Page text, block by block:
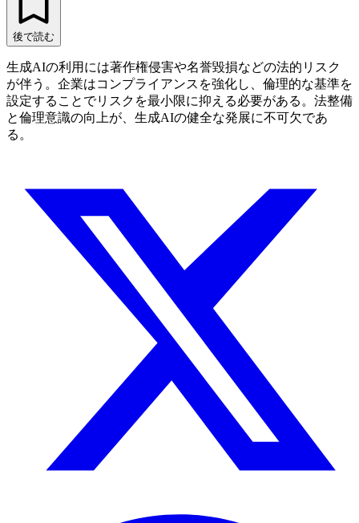
後で読む
生成AIの利用には著作権侵害や名誉毀損などの法的リスク
が伴う。企業はコンプライアンスを強化し、倫理的な基準を
設定することでリスクを最小限に抑える必要がある。法整備
と倫理意識の向上が、生成AIの健全な発展に不可欠であ
る。